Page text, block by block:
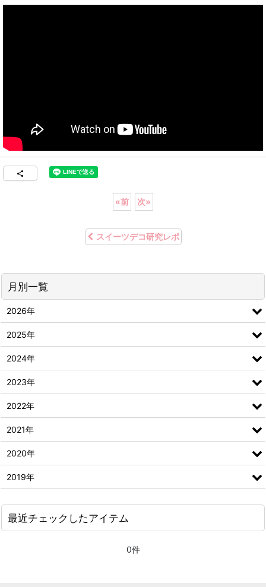
«前 次»
スイーツデコ研究レポ
月別一覧
2026年
2025年
2024年
2023年
2022年
2021年
2020年
2019年
最近チェックしたアイテム
0件